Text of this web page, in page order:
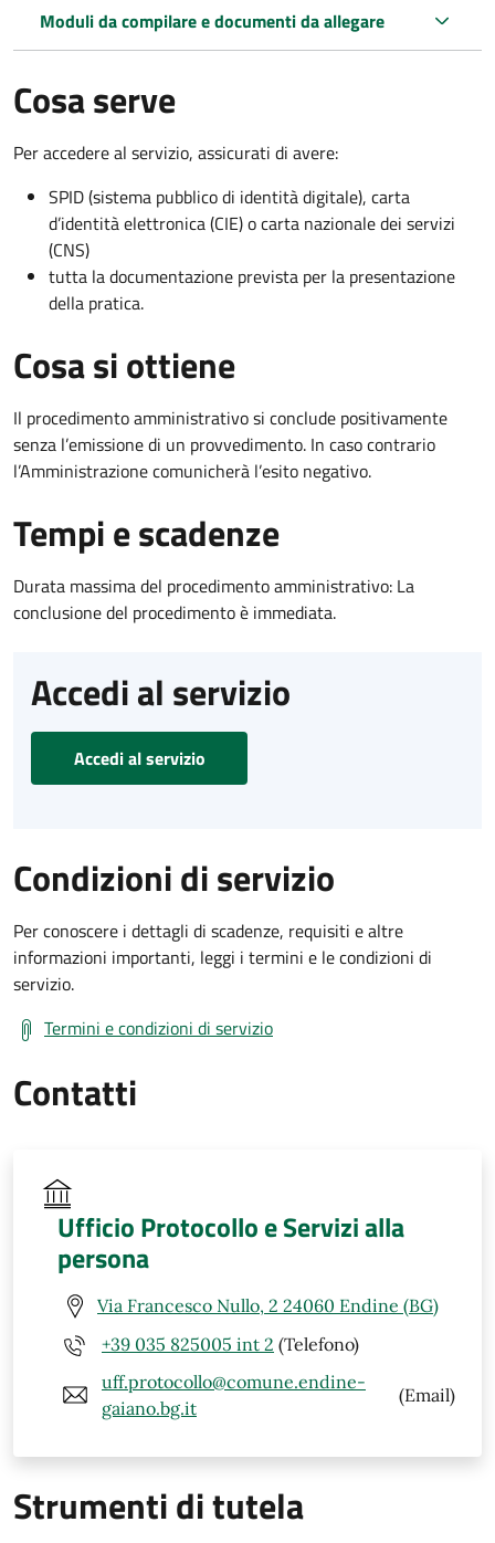
Moduli da compilare e documenti da allegare
Cosa serve
Per accedere al servizio, assicurati di avere:
SPID (sistema pubblico di identità digitale), carta
d’identità elettronica (CIE) o carta nazionale dei servizi
(CNS)
tutta la documentazione prevista per la presentazione
della pratica.
Cosa si ottiene
Il procedimento amministrativo si conclude positivamente
senza l’emissione di un provvedimento. In caso contrario
l’Amministrazione comunicherà l’esito negativo.
Tempi e scadenze
Durata massima del procedimento amministrativo: La
conclusione del procedimento è immediata.
Accedi al servizio
Accedi al servizio
Condizioni di servizio
Per conoscere i dettagli di scadenze, requisiti e altre
informazioni importanti, leggi i termini e le condizioni di
servizio.
Termini e condizioni di servizio
Contatti
Ufficio Protocollo e Servizi alla
persona
Via Francesco Nullo, 2 24060 Endine (BG)
+39 035 825005 int 2 (Telefono)
uff.protocollo@comune.endine-
gaiano.bg.it
(Email)
Strumenti di tutela